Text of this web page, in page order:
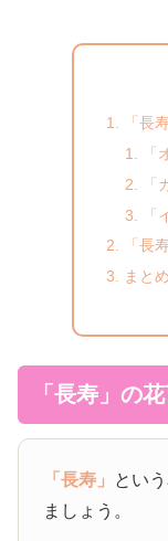
「長
「
「
「長
まとめ
「長寿」の
「長寿」 とい
ましょう。